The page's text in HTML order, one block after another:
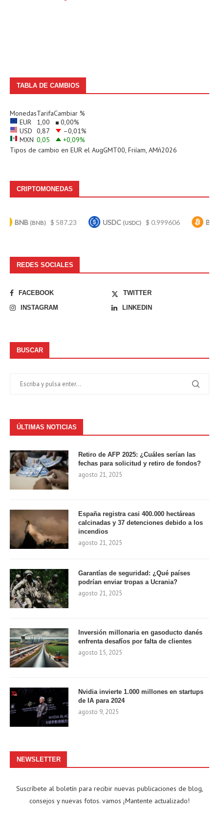
TABLA DE CAMBIOS
MonedasTarifaCambiar %
EUR
1,00 0,00%
USD 0,87 –0,01%
MXN 0,05 +0,09%
Tipos de cambio en EUR el AugGMT00, Friíam, AMñ2026
CRIPTOMONEDAS
(BNB) $ 587.23 USDC(USDC) $ 0.999606 Bitcoin (BTC)
REDES SOCIALES
FACEBOOK
TWITTER
INSTAGRAM
LINKEDIN
BUSCAR
ÚLTIMAS NOTICIAS
Retiro de AFP 2025: ¿Cuáles serían las
fechas para solicitud y retiro de fondos?
agosto 21, 2025
España registra casi 400.000 hectáreas
calcinadas y 37 detenciones debido a los
incendios
agosto 21, 2025
Garantías de seguridad: ¿Qué países
podrían enviar tropas a Ucrania?
agosto 21, 2025
Inversión millonaria en gasoducto danés
enfrenta desafíos por falta de clientes
agosto 15, 2025
Nvidia invierte 1.000 millones en startups
de IA para 2024
agosto 9, 2025
NEWSLETTER
Suscríbete al boletín para recibir nuevas publicaciones de blog,
consejos y nuevas fotos. vamos ¡Mantente actualizado!